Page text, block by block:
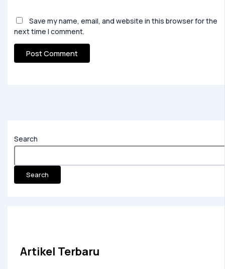
Search
Search
Artikel Terbaru
Save my name, email, and website in this browser for the
next time I comment.